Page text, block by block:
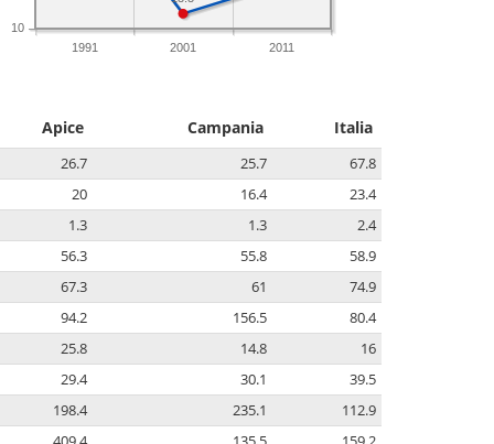
1991 2001 2011
10
Apice Campania Italia
26.7 25.7
67.8
20
16.4
23.4
1.3
1.3
2.4
56.3
55.8
58.9
67.3
61
74.9
94.2
156.5
80.4
25.8
14.8
16
29.4
30.1
39.5
198.4
235.1
112.9